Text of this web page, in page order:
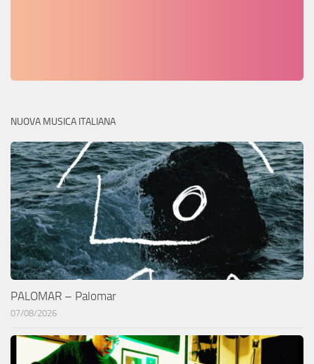
NUOVA MUSICA ITALIANA
PALOMAR – Palomar
07/08/2026